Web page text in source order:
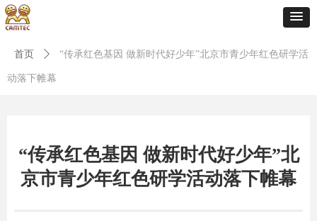
“传承红色基因 做新时代好少年”北
京市青少年红色研学活动落下帷幕
首页 ꄲ “传承红色基因 做新时代好少年”北京市青少年红色研学活
动落下帷幕